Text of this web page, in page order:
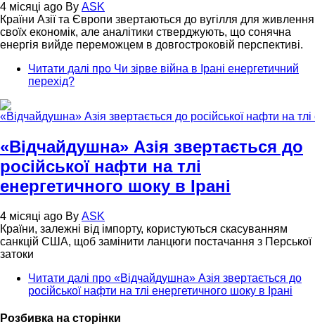
4 місяці ago By ASK
Країни Азії та Європи звертаються до вугілля для живлення
своїх економік, але аналітики стверджують, що сонячна
енергія вийде переможцем в довгостроковій перспективі.
Читати далі про Чи зірве війна в Ірані енергетичний
перехід?
«Відчайдушна» Азія звертається до
російської нафти на тлі
енергетичного шоку в Ірані
4 місяці ago By ASK
Країни, залежні від імпорту, користуються скасуванням
санкцій США, щоб замінити ланцюги постачання з Перської
затоки
Читати далі про «Відчайдушна» Азія звертається до
російської нафти на тлі енергетичного шоку в Ірані
Розбивка на сторінки